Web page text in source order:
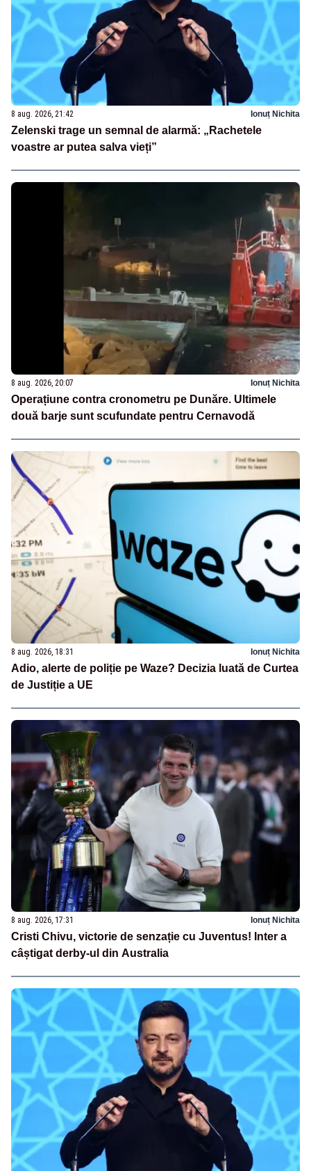
8 aug. 2026, 21:42 Ionuț Nichita
Zelenski trage un semnal de alarmă: „Rachetele
voastre ar putea salva vieți”
8 aug. 2026, 20:07 Ionuț Nichita
Operațiune contra cronometru pe Dunăre. Ultimele
două barje sunt scufundate pentru Cernavodă
8 aug. 2026, 18:31 Ionuț Nichita
Adio, alerte de poliție pe Waze? Decizia luată de Curtea
de Justiție a UE
8 aug. 2026, 17:31 Ionuț Nichita
Cristi Chivu, victorie de senzație cu Juventus! Inter a
câștigat derby-ul din Australia